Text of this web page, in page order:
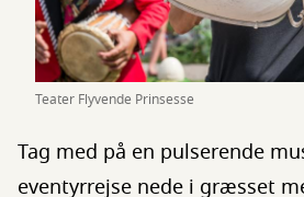
Teater Flyvende Prinsesse
Tag med på en pulserende
eventyrrejse nede i græsset